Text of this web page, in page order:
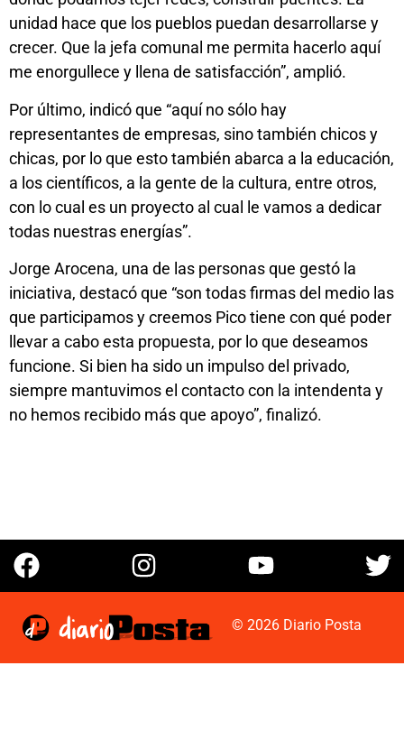
unidad hace que los pueblos puedan desarrollarse y
crecer. Que la jefa comunal me permita hacerlo aquí
me enorgullece y llena de satisfacción”, amplió.
Por último, indicó que “aquí no sólo hay
representantes de empresas, sino también chicos y
chicas, por lo que esto también abarca a la educación,
a los científicos, a la gente de la cultura, entre otros,
con lo cual es un proyecto al cual le vamos a dedicar
todas nuestras energías”.
Jorge Arocena, una de las personas que gestó la
iniciativa, destacó que “son todas firmas del medio las
que participamos y creemos Pico tiene con qué poder
llevar a cabo esta propuesta, por lo que deseamos
funcione. Si bien ha sido un impulso del privado,
siempre mantuvimos el contacto con la intendenta y
no hemos recibido más que apoyo”, finalizó.
© 2026 Diario Posta